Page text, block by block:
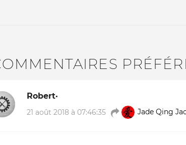
Robert·
21 août 2018 à 07:46:35 Jade Qing